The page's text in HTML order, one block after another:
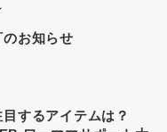
お知らせ
するアイテムは？